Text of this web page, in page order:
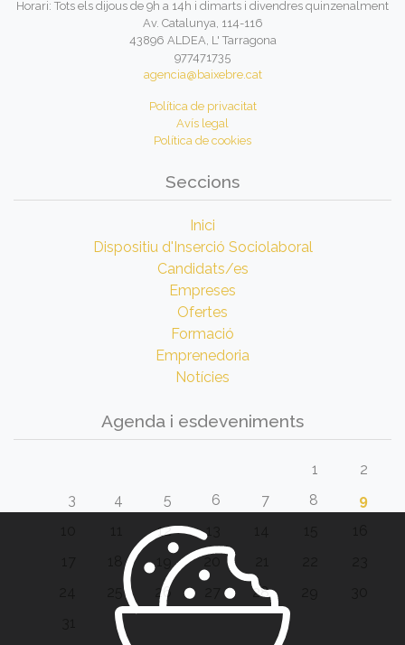
Horari: Tots els dijous de 9h a 14h i dimarts i divendres quinzenalment
Av. Catalunya, 114-116
43896 ALDEA, L' Tarragona
977471735
agencia@baixebre.cat
Política de privacitat
Avís legal
Política de cookies
Seccions
Inici
Dispositiu d'Inserció Sociolaboral
Candidats/es
Empreses
Ofertes
Formació
Emprenedoria
Notícies
Agenda i esdeveniments
1
2
3
4 5 6 7 8
9
12 13
20
26 28